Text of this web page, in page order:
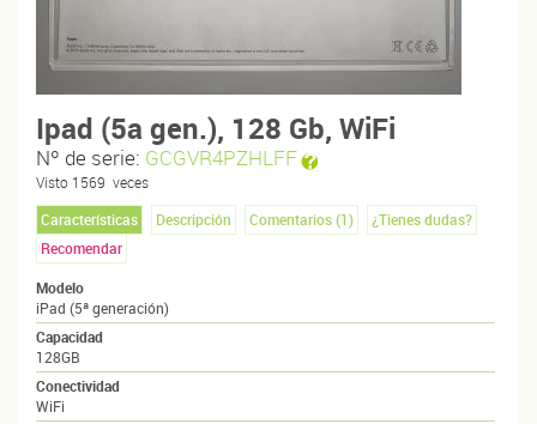
Ipad (5a gen.), 128 Gb, WiFi
Nº de serie: GCGVR4PZHLFF
Visto 1569 veces
Características
Descripción Comentarios (1)
¿Tienes dudas?
Recomendar
Modelo
iPad (5ª generación)
Capacidad
128GB
Conectividad
WiFi